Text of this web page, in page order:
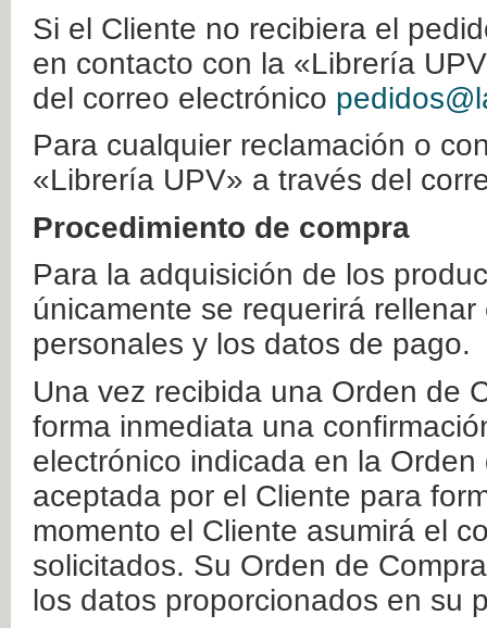
Si el Cliente no recibiera el
en contacto con la «Librería
del correo electrónico
Para cualquier reclamación o
«Librería UPV» a través del
Procedimiento de compra
Para la adquisición de los
únicamente se requerirá
personales y los datos de pago.
Una vez recibida una Orden de
forma inmediata una
electrónico indicada en la
aceptada por el Cliente para
momento el Cliente asumirá el
solicitados. Su Orden de
los datos proporcionados en su